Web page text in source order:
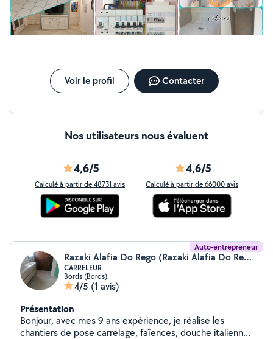
avance ensemble dans vos idées et envies.
pas a donné de bons conseils et c’est toujours agréable.
N’hésitez pas à le faire travailler, vous ne serez pas déçu!
Voir le profil Contacter
Nos utilisateurs nous évaluent
4,6/5
Calculé à partir de 48731 avis
4,6/5
Calculé à partir de 66000 avis
Auto-entrepreneur
Razaki Alafia Do Rego (Razaki Alafia Do Rego)
CARRELEUR
Bords (Bords)
4/5 (1 avis)
Présentation
Bonjour, avec mes 9 ans expérience, je réalise les
chantiers de pose carrelage, faïences, douche italienne,